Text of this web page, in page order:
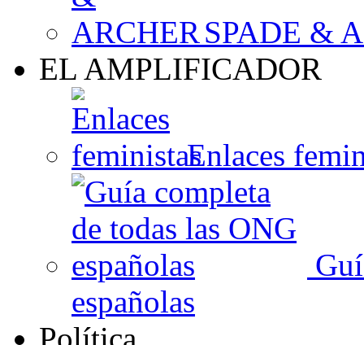
SPADE &
EL AMPLIFICADOR
Enlaces
españolas